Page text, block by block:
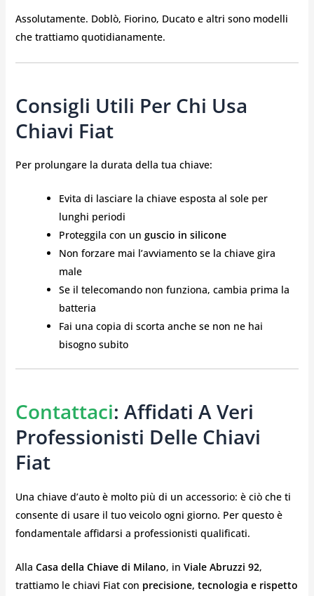
Assolutamente. Doblò, Fiorino, Ducato e altri sono modelli
che trattiamo quotidianamente.
Consigli Utili Per Chi Usa
Chiavi Fiat
Per prolungare la durata della tua chiave:
Evita di lasciare la chiave esposta al sole per
lunghi periodi
Proteggila con un guscio in silicone
Non forzare mai l’avviamento se la chiave gira
male
Se il telecomando non funziona, cambia prima la
batteria
Fai una copia di scorta anche se non ne hai
bisogno subito
Contattaci: Affidati A Veri
Professionisti Delle Chiavi
Fiat
Una chiave d’auto è molto più di un accessorio: è ciò che ti
consente di usare il tuo veicolo ogni giorno. Per questo è
fondamentale affidarsi a professionisti qualificati.
Alla Casa della Chiave di Milano, in Viale Abruzzi 92,
trattiamo le chiavi Fiat con precisione, tecnologia e rispetto